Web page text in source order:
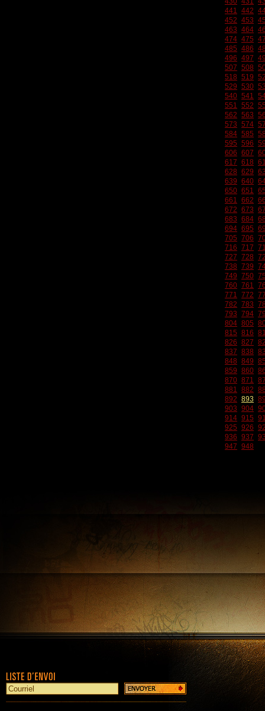
441 442
452 453
463 464
474 475
485 486
496 497
507 508
518 519
529 530
540 541
551 552
562 563
573 574
584 585
595 596
606 607
617 618
628 629
639 640
650 651
661 662
672 673
683 684
694 695
705 706
716 717
727 728
738 739
749 750
760 761
771 772
782 783
793 794
804 805
815 816
826 827
837 838
848 849
859 860
870 871
881 882
892 893
903 904
914 915
925 926
936 937
947 948